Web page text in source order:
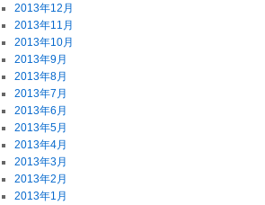
2013年12月
2013年11月
2013年10月
2013年9月
2013年8月
2013年7月
2013年6月
2013年5月
2013年4月
2013年3月
2013年2月
2013年1月